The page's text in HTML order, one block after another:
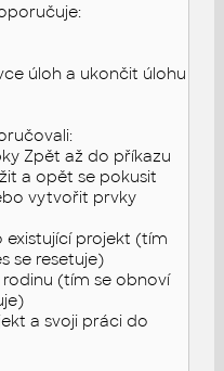
úloh a ukončit úlohu
Zpět až do příkazu
a opět se pokusit
vytvořit prvky
existující projekt (tím
se resetuje)
(tím se obnoví
a svoji práci do